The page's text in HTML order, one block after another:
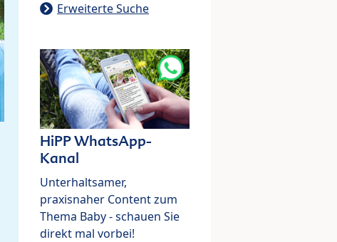
Erweiterte Suche
HiPP WhatsApp-
Kanal
Unterhaltsamer,
praxisnaher Content zum
Thema Baby - schauen Sie
direkt mal vorbei!